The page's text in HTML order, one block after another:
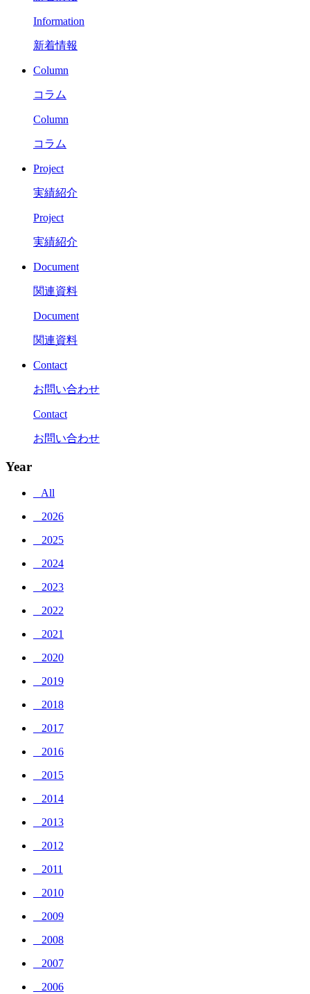
Information
新着情報
Column
コラム
Column
コラム
Project
実績紹介
Project
実績紹介
Document
関連資料
Document
関連資料
Contact
お問い合わせ
Contact
お問い合わせ
Year
_ All
_ 2026
_ 2025
_ 2024
_ 2023
_ 2022
_ 2021
_ 2020
_ 2019
_ 2018
_ 2017
_ 2016
_ 2015
_ 2014
_ 2013
_ 2012
_ 2011
_ 2010
_ 2009
_ 2008
_ 2007
_ 2006